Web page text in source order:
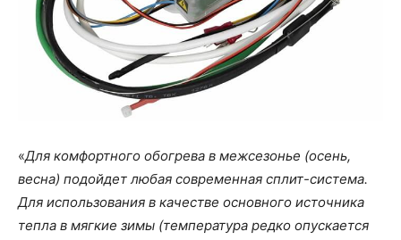
«Для комфортного обогрева в межсезонье (осень,
весна) подойдет любая современная сплит-система.
Для использования в качестве основного источника
тепла в мягкие зимы (температура редко опускается